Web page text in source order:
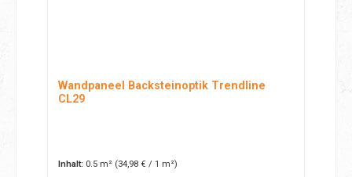
Wandpaneel Backsteinoptik Trendline
CL29
Inhalt: 0.5 m² (34,98 € / 1 m²)